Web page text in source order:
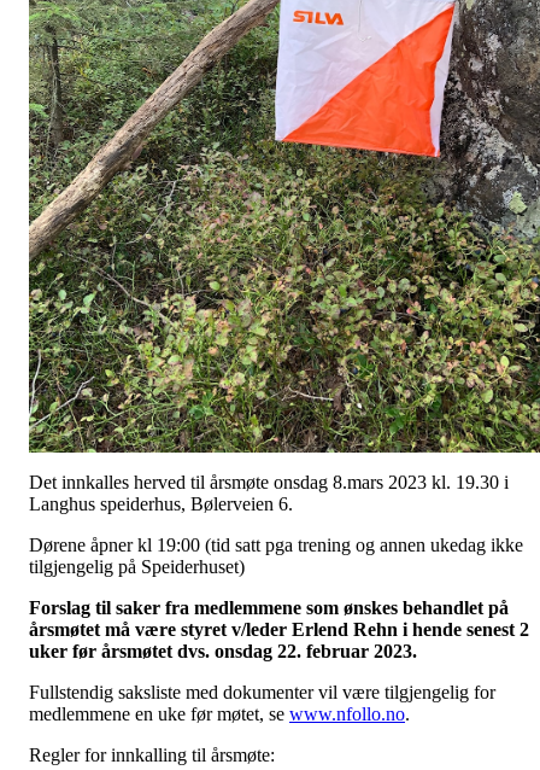
Det innkalles herved til årsmøte onsdag 8.mars 2023 kl. 19.30 i
Langhus speiderhus, Bølerveien 6.
Dørene åpner kl 19:00 (tid satt pga trening og annen ukedag ikke
tilgjengelig på Speiderhuset)
Forslag til saker fra medlemmene som ønskes behandlet på
årsmøtet må være styret v/leder Erlend Rehn i hende senest 2
uker før årsmøtet dvs. onsdag 22. februar 2023.
Fullstendig saksliste med dokumenter vil være tilgjengelig for
medlemmene en uke før møtet, se www.nfollo.no.
Regler for innkalling til årsmøte: